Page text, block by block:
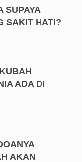
SUPAYA
SAKIT HATI?
ADA DI
AKAN